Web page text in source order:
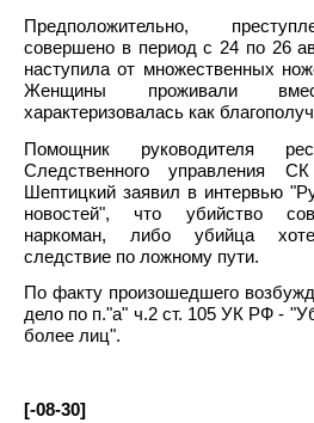
Предположительно,
совершено в период с 24 по 26
наступила от множественных
Женщины проживали
характеризовалась как
Помощник руководителя
Следственного управления
Шептицкий заявил в интервью
новостей", что убийство
наркоман, либо убийца
следствие по ложному пути.
По факту произошедшего
дело по п."а" ч.2 ст. 105 УК РФ -
более лиц".
[-08-30]